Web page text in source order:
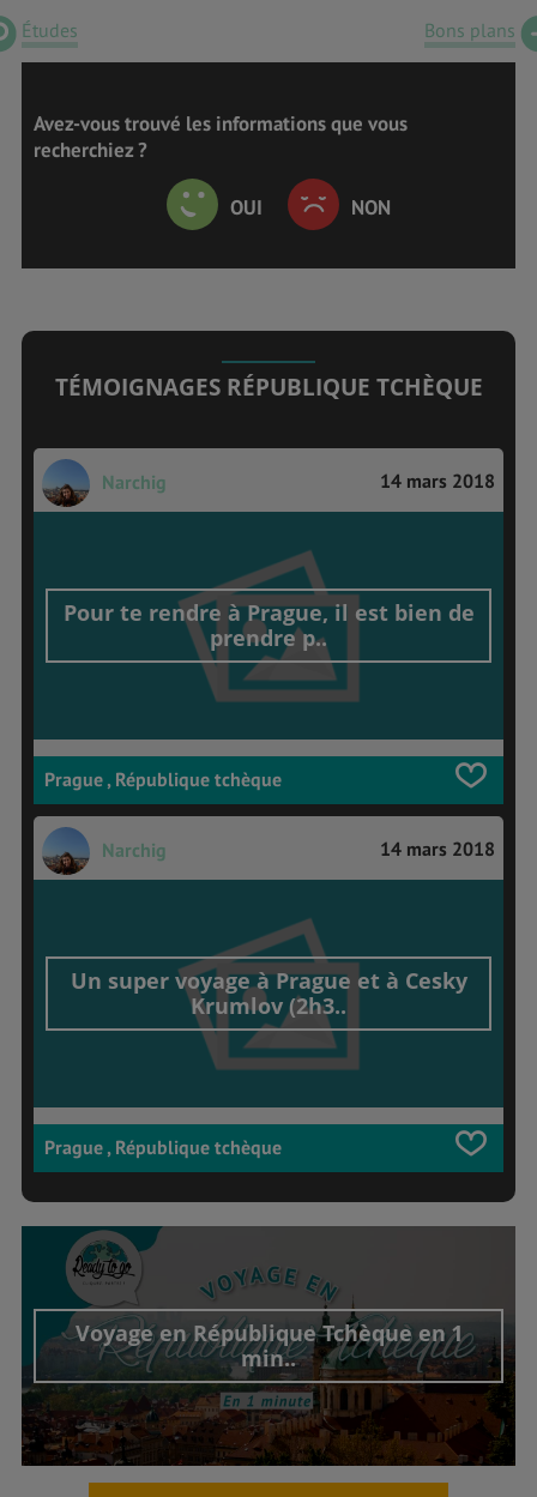
Études Bons plans
Avez-vous trouvé les informations que vous
recherchiez ?
OUI NON
TÉMOIGNAGES RÉPUBLIQUE TCHÈQUE
Narchig 14 mars 2018
Pour te rendre à Prague, il est bien de
prendre p..
Prague , République tchèque
Narchig 14 mars 2018
Un super voyage à Prague et à Cesky
Krumlov (2h3..
Prague , République tchèque
Voyage en République Tchèque en 1
min..